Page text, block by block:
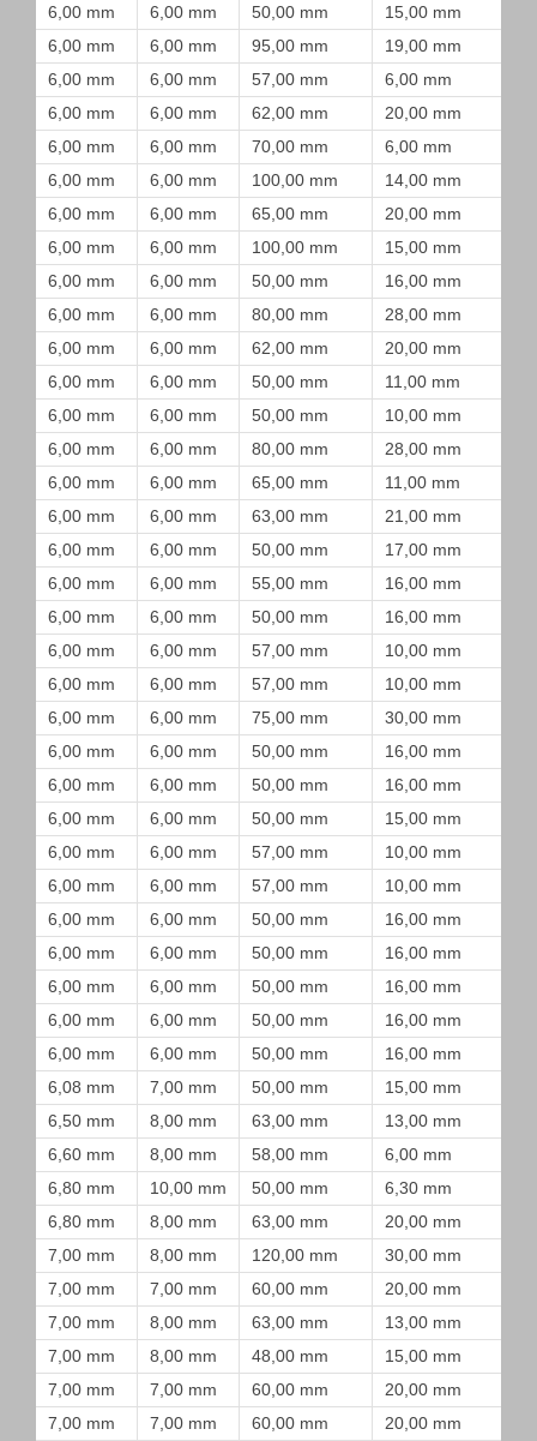
6,00 mm
6,00 mm 50,00 mm
15,00 mm
6,00 mm
6,00 mm 95,00 mm
19,00 mm
6,00 mm
6,00 mm 57,00 mm
6,00 mm
6,00 mm
6,00 mm 62,00 mm
20,00 mm
6,00 mm
6,00 mm 70,00 mm
6,00 mm
6,00 mm
6,00 mm 100,00 mm
14,00 mm
6,00 mm
6,00 mm 65,00 mm
20,00 mm
6,00 mm
6,00 mm 100,00 mm
15,00 mm
6,00 mm
6,00 mm 50,00 mm
16,00 mm
6,00 mm
6,00 mm 80,00 mm
28,00 mm
6,00 mm
6,00 mm 62,00 mm
20,00 mm
6,00 mm
6,00 mm 50,00 mm
11,00 mm
6,00 mm
6,00 mm 50,00 mm
10,00 mm
6,00 mm
6,00 mm 80,00 mm
28,00 mm
6,00 mm
6,00 mm 65,00 mm
11,00 mm
6,00 mm
6,00 mm 63,00 mm
21,00 mm
6,00 mm
6,00 mm 50,00 mm
17,00 mm
6,00 mm
6,00 mm 55,00 mm
16,00 mm
6,00 mm
6,00 mm 50,00 mm
16,00 mm
6,00 mm
6,00 mm 57,00 mm
10,00 mm
6,00 mm
6,00 mm 57,00 mm
10,00 mm
6,00 mm
6,00 mm 75,00 mm
30,00 mm
6,00 mm
6,00 mm 50,00 mm
16,00 mm
6,00 mm
6,00 mm 50,00 mm
16,00 mm
6,00 mm
6,00 mm 50,00 mm
15,00 mm
6,00 mm
6,00 mm 57,00 mm
10,00 mm
6,00 mm
6,00 mm 57,00 mm
10,00 mm
6,00 mm
6,00 mm 50,00 mm
16,00 mm
6,00 mm
6,00 mm 50,00 mm
16,00 mm
6,00 mm
6,00 mm 50,00 mm
16,00 mm
6,00 mm
6,00 mm 50,00 mm
16,00 mm
6,00 mm
6,00 mm 50,00 mm
16,00 mm
6,08 mm
7,00 mm 50,00 mm
15,00 mm
6,50 mm
8,00 mm 63,00 mm
13,00 mm
6,60 mm
8,00 mm 58,00 mm
6,00 mm
6,80 mm
10,00 mm 50,00 mm
6,30 mm
6,80 mm
8,00 mm 63,00 mm
20,00 mm
7,00 mm
8,00 mm 120,00 mm
30,00 mm
7,00 mm
7,00 mm 60,00 mm
20,00 mm
7,00 mm
8,00 mm 63,00 mm
13,00 mm
7,00 mm
8,00 mm 48,00 mm
15,00 mm
7,00 mm
7,00 mm 60,00 mm
20,00 mm
7,00 mm
7,00 mm 60,00 mm 20,00 mm